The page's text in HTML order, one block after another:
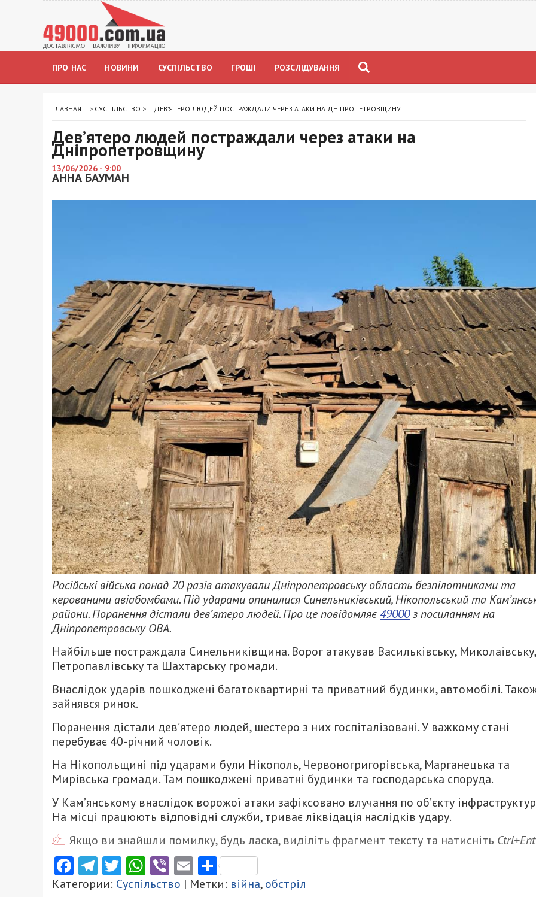
ПРО НАС НОВИНИ СУСПІЛЬСТВО ГРОШІ РОЗСЛІДУВАННЯ
ГЛАВНАЯ > СУСПІЛЬСТВО > ДЕВ’ЯТЕРО ЛЮДЕЙ ПОСТРАЖДАЛИ ЧЕРЕЗ АТАКИ НА ДНІПРОПЕТРОВЩИНУ
Дев’ятеро людей постраждали через атаки на
Дніпропетровщину
13/06/2026 - 9:00
АННА БАУМАН
Російські війська понад 20 разів атакували Дніпропетровську область безпілотниками та
керованими авіабомбами. Під ударами опинилися Синельниківський, Нікопольський та
райони. Поранення дістали дев’ятеро людей. Про це повідомляє49000з посиланням на
Дніпропетровську ОВА.
Найбільше постраждала Синельниківщина. Ворог атакував Васильківську, Миколаївську,
Петропавлівську та Шахтарську громади.
Внаслідок ударів пошкоджені багатоквартирні та приватний будинки, автомобілі.
зайнявся ринок.
Поранення дістали дев’ятеро людей, шестеро з них госпіталізовані. У важкому стані
перебуває 40-річний чоловік.
На Нікопольщині під ударами були Нікополь, Червоногригорівська, Марганецька та
Мирівська громади. Там пошкоджені приватні будинки та господарська споруда.
У Кам’янському внаслідок ворожої атаки зафіксовано влучання по об’єкту
На місці працюють відповідні служби, триває ліквідація наслідків удару.
Якщо ви знайшли помилку, будь ласка, виділіть фрагмент тексту та натисніть
Facebook
Telegram
Twitter
WhatsApp
ViberEmailПоділитися
Категории: Суспільство | Метки: війна,обстріл